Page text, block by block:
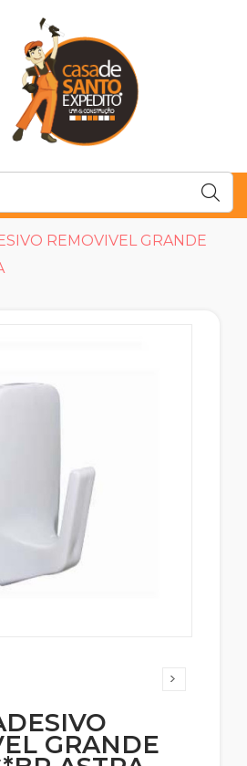
REMOVIVEL GRANDE
GRANDE